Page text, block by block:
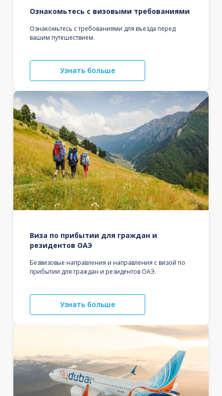
Ознакомьтесь с визовыми требованиями
Ознакомьтесь с требованиями для въезда перед
вашим путешествием.
Узнать больше
Виза по прибытии для граждан и
резидентов ОАЭ
Безвизовые направления и направления с визой по
прибытии для граждан и резидентов ОАЭ.
Узнать больше